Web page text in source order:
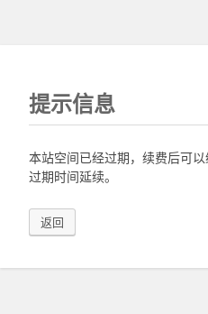
提示信息
本站空间已经过期，续费后可
过期时间延续。
返回